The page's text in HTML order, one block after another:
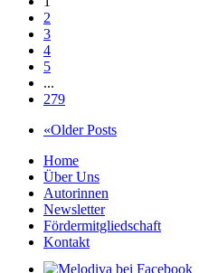
2
3
4
5
...
279
«Older Posts
Home
Über Uns
Autorinnen
Newsletter
Fördermitgliedschaft
Kontakt